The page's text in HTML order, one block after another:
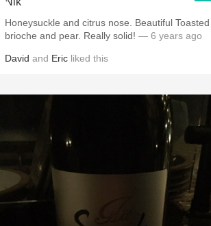
Honeysuckle and citrus nose. Beautiful Toasted
brioche and pear. Really solid! — 6 years ago
David and Eric liked this